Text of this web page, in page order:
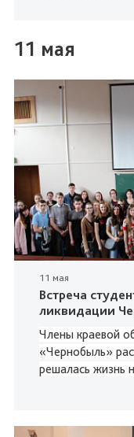
11 мая
11 мая
Встреча
ликвидации
Члены краевой
«Чернобыль»
решалась жизнь